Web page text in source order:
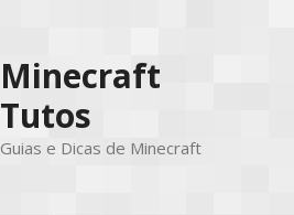
Minecraft
Tutos
Guias e Dicas de Minecraft